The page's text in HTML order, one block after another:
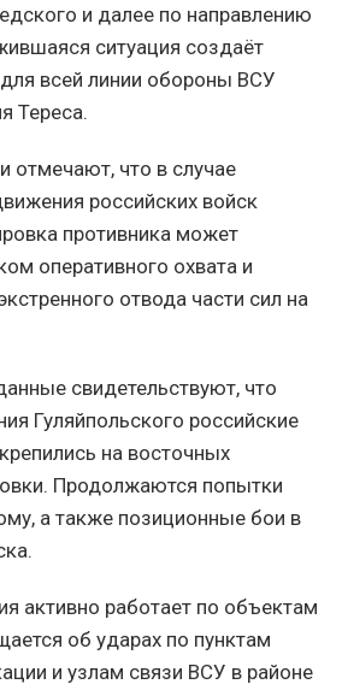
и далее по направлению
ситуация создаёт
всей линии обороны ВСУ
Тереса.
отмечают, что в случае
российских войск
противника может
оперативного охвата и
отвода части сил на
свидетельствуют, что
Гуляйпольского российские
на восточных
Продолжаются попытки
а также позиционные бои в
активно работает по объектам
об ударах по пунктам
и узлам связи ВСУ в районе